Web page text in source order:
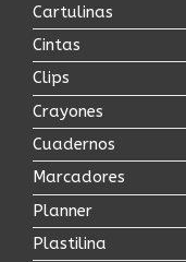
Cartulinas
Cintas
Clips
Crayones
Cuadernos
Marcadores
Planner
Plastilina